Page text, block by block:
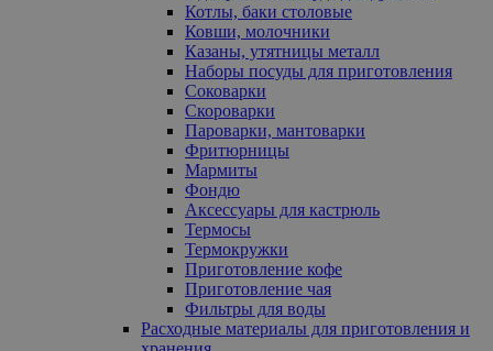
Котлы, баки столовые
Ковши, молочники
Казаны, утятницы металл
Наборы посуды для приготовления
Соковарки
Скороварки
Пароварки, мантоварки
Фритюрницы
Мармиты
Фондю
Аксессуары для кастрюль
Термосы
Термокружки
Приготовление кофе
Приготовление чая
Фильтры для воды
Расходные материалы для приготовления и